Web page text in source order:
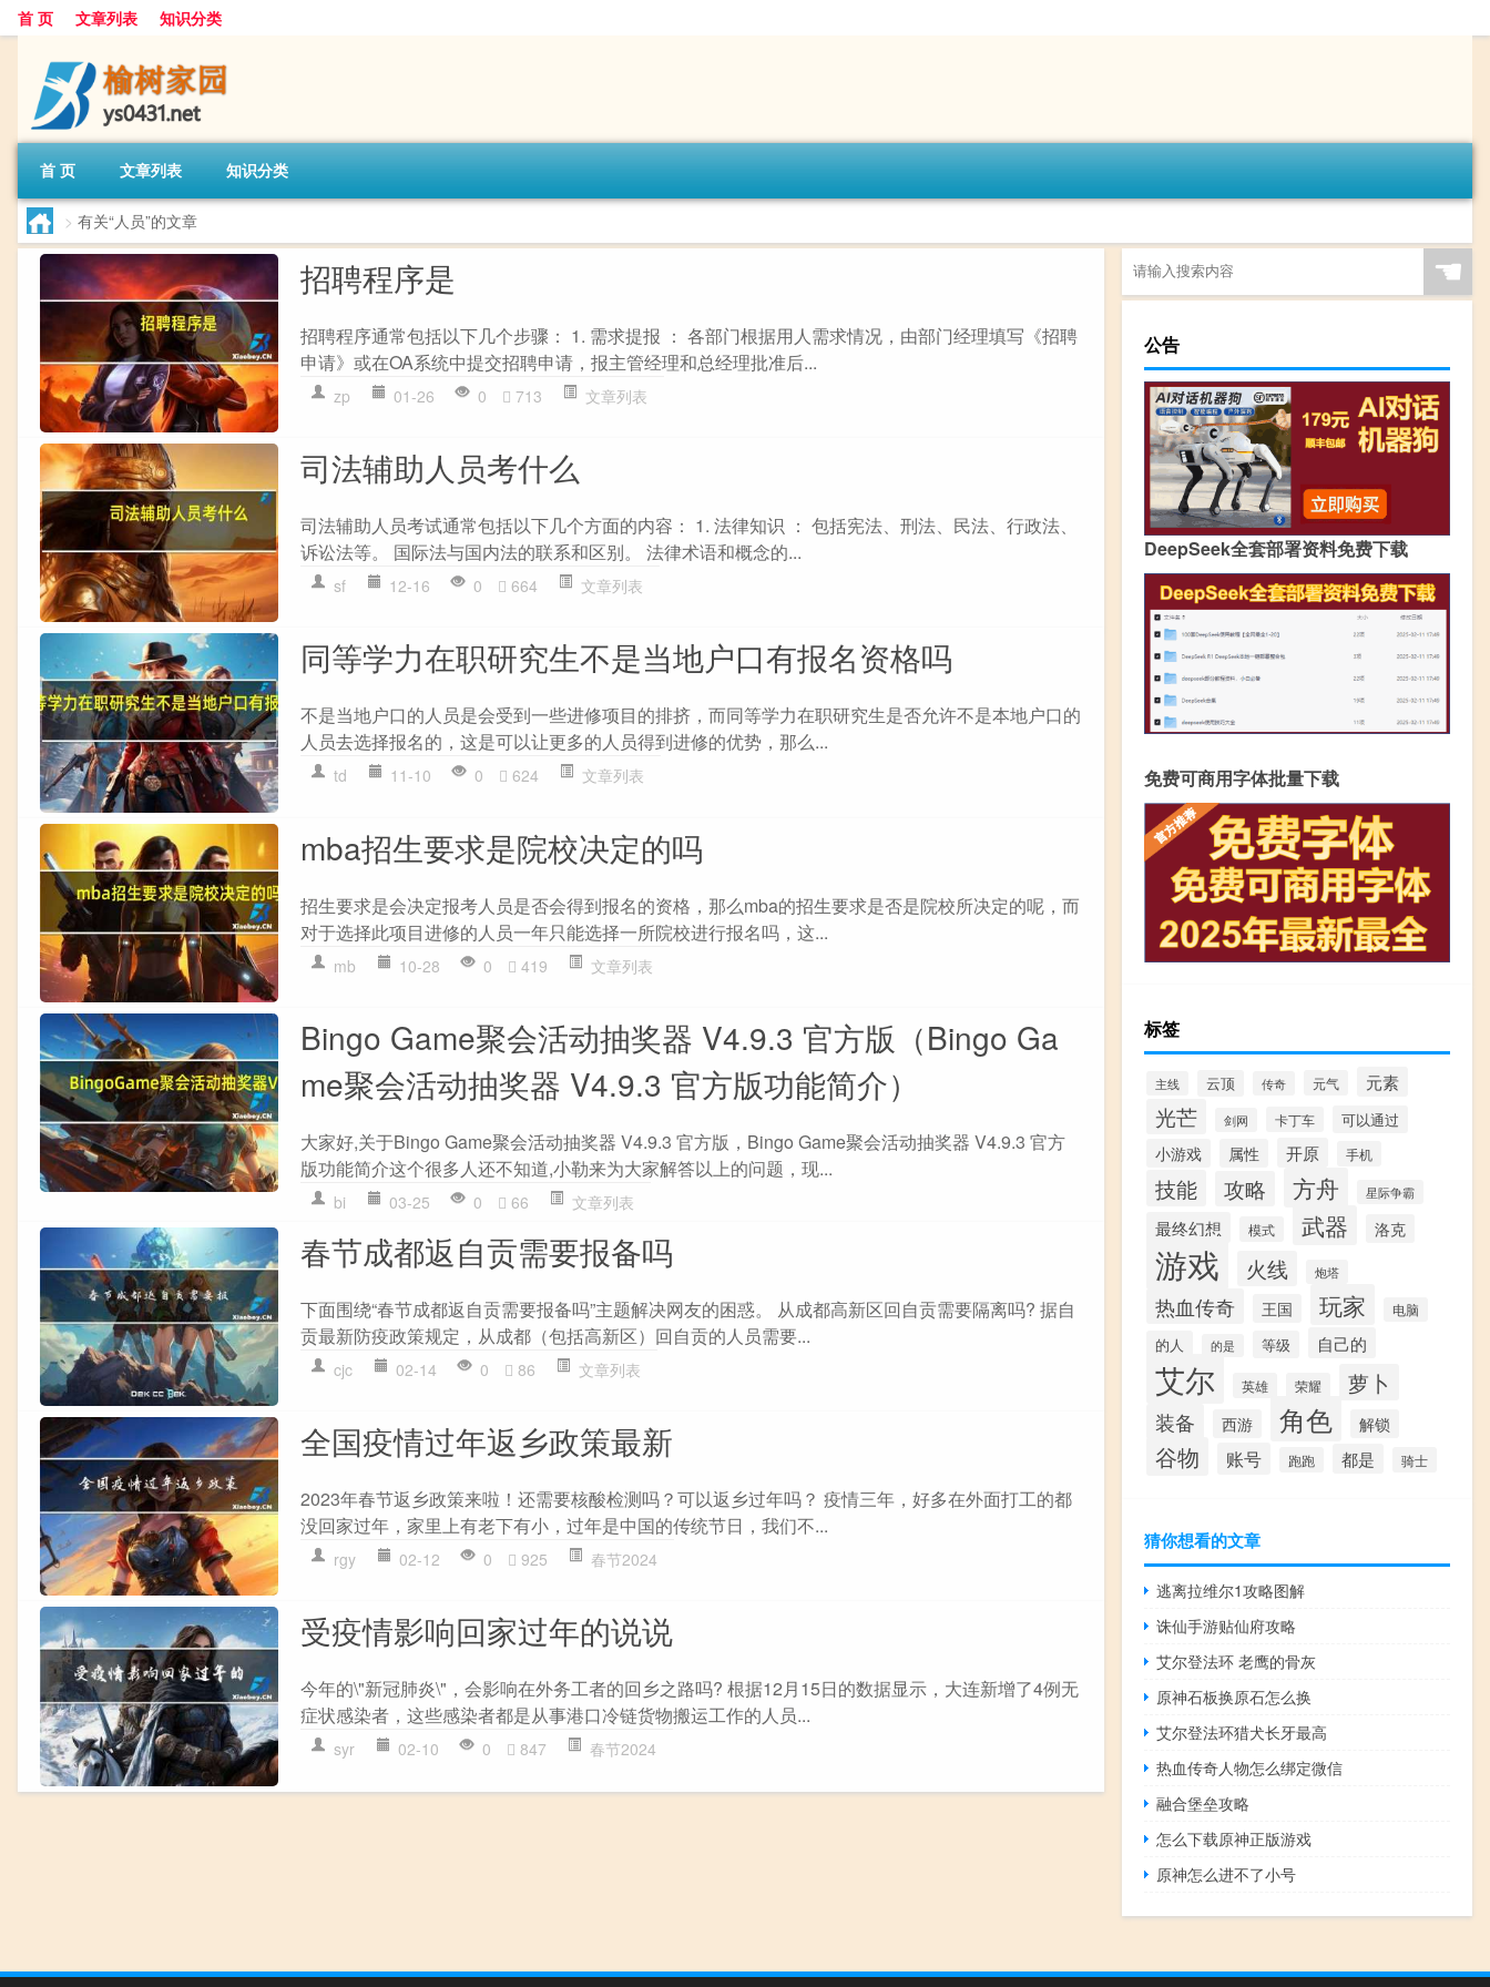
首 页 文章列表 知识分类
首 页 文章列表 知识分类
> 有关“人员”的文章
招聘程序是
招聘程序通常包括以下几个步骤： 1. 需求提报 ： 各部门根据用人需求情况，由部门经理填写《招聘
申请》或在OA系统中提交招聘申请，报主管经理和总经理批准后...
zp 01-26 0 713 文章列表
司法辅助人员考什么
司法辅助人员考试通常包括以下几个方面的内容： 1. 法律知识 ： 包括宪法、刑法、民法、行政法、
诉讼法等。 国际法与国内法的联系和区别。 法律术语和概念的...
sf 12-16 0 664 文章列表
同等学力在职研究生不是当地户口有报名资格吗
不是当地户口的人员是会受到一些进修项目的排挤，而同等学力在职研究生是否允许不是本地户口的
人员去选择报名的，这是可以让更多的人员得到进修的优势，那么...
td 11-10 0 624 文章列表
mba招生要求是院校决定的吗
招生要求是会决定报考人员是否会得到报名的资格，那么mba的招生要求是否是院校所决定的呢，而
对于选择此项目进修的人员一年只能选择一所院校进行报名吗，这...
mb 10-28 0 419 文章列表
Bingo Game聚会活动抽奖器 V4.9.3 官方版（Bingo Ga
me聚会活动抽奖器 V4.9.3 官方版功能简介）
大家好,关于Bingo Game聚会活动抽奖器 V4.9.3 官方版，Bingo Game聚会活动抽奖器 V4.9.3 官方
版功能简介这个很多人还不知道,小勒来为大家解答以上的问题，现...
bi 03-25 0 66 文章列表
春节成都返自贡需要报备吗
下面围绕“春节成都返自贡需要报备吗”主题解决网友的困惑。 从成都高新区回自贡需要隔离吗? 据自
贡最新防疫政策规定，从成都（包括高新区）回自贡的人员需要...
cjc 02-14 0 86 文章列表
全国疫情过年返乡政策最新
2023年春节返乡政策来啦！还需要核酸检测吗？可以返乡过年吗？ 疫情三年，好多在外面打工的都
没回家过年，家里上有老下有小，过年是中国的传统节日，我们不...
rgy 02-12 0 925 春节2024
受疫情影响回家过年的说说
今年的\"新冠肺炎\"，会影响在外务工者的回乡之路吗? 根据12月15日的数据显示，大连新增了4例无
症状感染者，这些感染者都是从事港口冷链货物搬运工作的人员...
syr 02-10 0 847 春节2024
☚
公告
DeepSeek全套部署资料免费下载
免费可商用字体批量下载
标签
主线 云顶 传奇 元气 元素
光芒 剑网 卡丁车 可以通过
小游戏 属性 开原 手机
技能 攻略 方舟 星际争霸
最终幻想 模式 武器 洛克
游戏 火线 炮塔
热血传奇 王国 玩家 电脑
的人 的是 等级 自己的
艾尔 英雄 荣耀 萝卜
装备 西游 角色 解锁
谷物 账号 跑跑 都是 骑士
猜你想看的文章
逃离拉维尔1攻略图解
诛仙手游贴仙府攻略
艾尔登法环 老鹰的骨灰
原神石板换原石怎么换
艾尔登法环猎犬长牙最高
热血传奇人物怎么绑定微信
融合堡垒攻略
怎么下载原神正版游戏
原神怎么进不了小号